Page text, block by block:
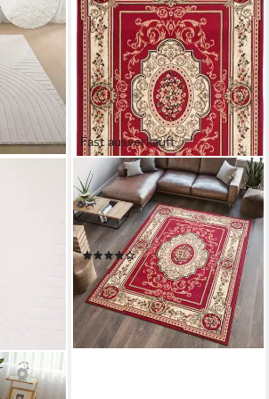
Fast ausverkauft
TAPISO
Teppich ATLAS, rechteckig,
Höhe: 8 mm, Wohnzimmer,
Schlafzimmer, Design
(2)
ab 44,99 € UVP64,34 €
-30%
lieferbar - in 2-3 Werktagen bei dir
+8